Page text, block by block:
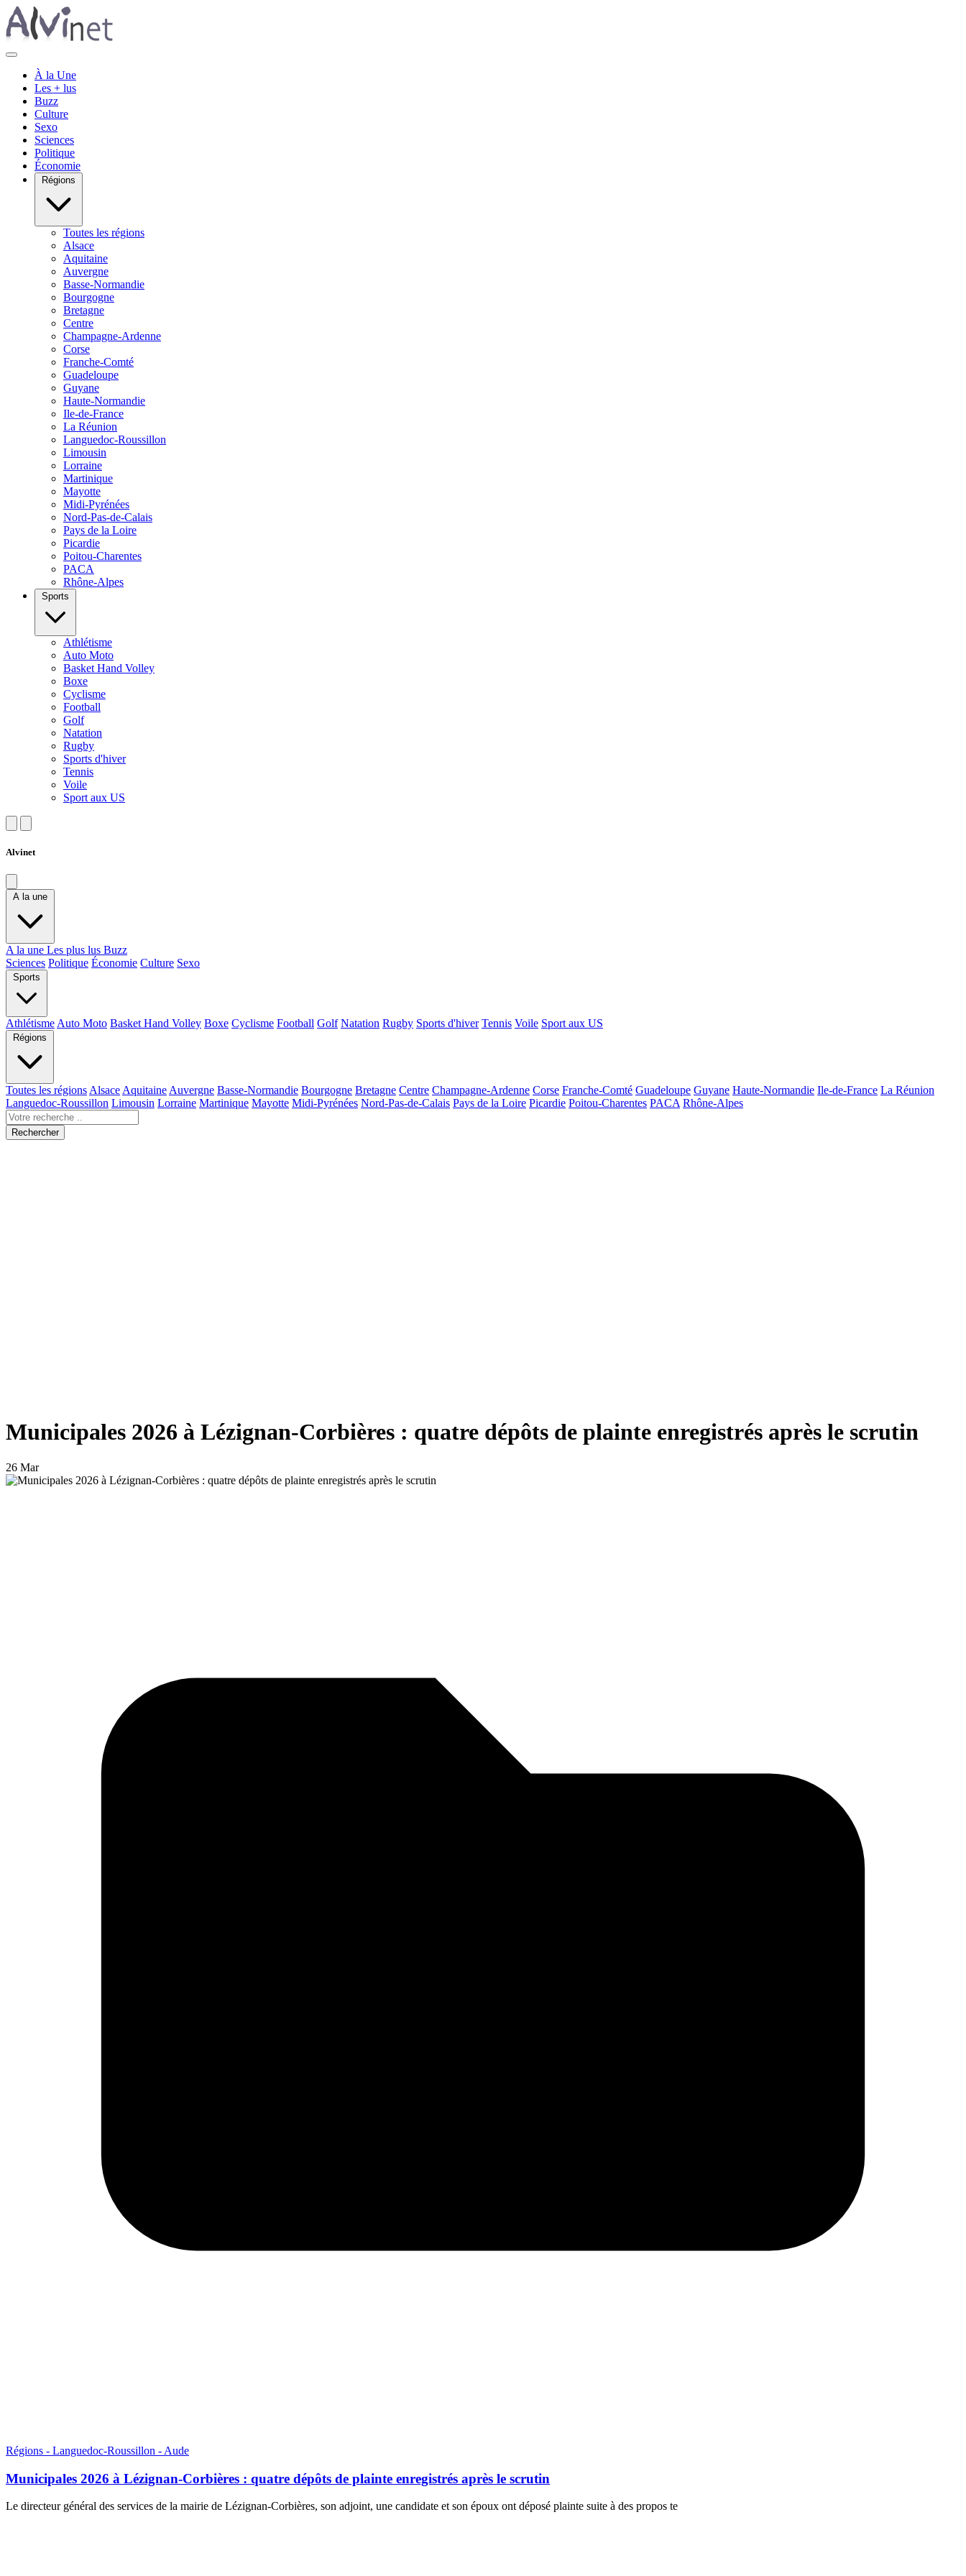
À la Une
Les + lus
Buzz
Culture
Sexo
Sciences
Politique
Économie
Régions
Toutes les régions
Alsace
Aquitaine
Auvergne
Basse-Normandie
Bourgogne
Bretagne
Centre
Champagne-Ardenne
Corse
Franche-Comté
Guadeloupe
Guyane
Haute-Normandie
Ile-de-France
La Réunion
Languedoc-Roussillon
Limousin
Lorraine
Martinique
Mayotte
Midi-Pyrénées
Nord-Pas-de-Calais
Pays de la Loire
Picardie
Poitou-Charentes
PACA
Rhône-Alpes
Sports
Athlétisme
Auto Moto
Basket Hand Volley
Boxe
Cyclisme
Football
Golf
Natation
Rugby
Sports d'hiver
Tennis
Voile
Sport aux US
Alvinet
A la une
A la une Les plus lus Buzz
Sciences Politique Économie Culture Sexo
Sports
Athlétisme Auto Moto Basket Hand Volley Boxe Cyclisme Football Golf Natation Rugby Sports d'hiver Tennis Voile Sport aux US
Régions
Toutes les régions Alsace Aquitaine Auvergne Basse-Normandie Bourgogne Bretagne Centre Champagne-Ardenne Corse Franche-Comté Guadeloupe Guyane Haute-Normandie Ile-de-France La Réunion
Languedoc-Roussillon Limousin Lorraine Martinique Mayotte Midi-Pyrénées Nord-Pas-de-Calais Pays de la Loire Picardie Poitou-Charentes PACA Rhône-Alpes
Rechercher
Municipales 2026 à Lézignan-Corbières : quatre dépôts de plainte enregistrés après le scrutin
26 Mar
Régions - Languedoc-Roussillon - Aude
Municipales 2026 à Lézignan-Corbières : quatre dépôts de plainte enregistrés après le scrutin
Le directeur général des services de la mairie de Lézignan-Corbières, son adjoint, une candidate et son époux ont déposé plainte suite à des propos te